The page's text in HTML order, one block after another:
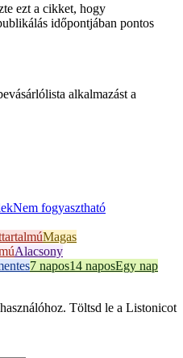
ezt a cikket, hogy
időpontjában pontos
alkalmazást a
Nem fogyasztható
Magas
Alacsony
7 napos14 naposEgy nap
Töltsd le a Listonicot